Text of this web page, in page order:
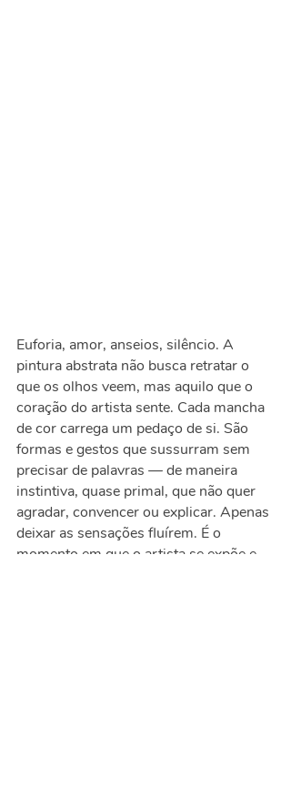
Euforia, amor, anseios, silêncio. A
pintura abstrata não busca retratar o
que os olhos veem, mas aquilo que o
coração do artista sente. Cada mancha
de cor carrega um pedaço de si. São
formas e gestos que sussurram sem
precisar de palavras — de maneira
instintiva, quase primal, que não quer
agradar, convencer ou explicar. Apenas
deixar as sensações fluírem. É o
momento em que o artista se expõe e